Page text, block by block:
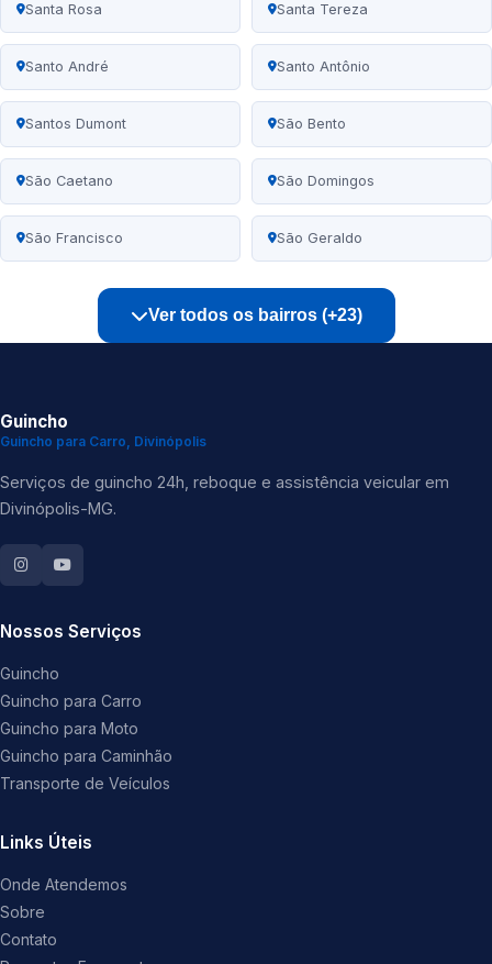
Santa Rosa Santa Tereza
Santo André Santo Antônio
Santos Dumont São Bento
São Caetano São Domingos
São Francisco São Geraldo
Ver todos os bairros (+23)
Guincho
Guincho para Carro, Divinópolis
Serviços de guincho 24h, reboque e assistência veicular em
Divinópolis-MG.
Nossos Serviços
Guincho
Guincho para Carro
Guincho para Moto
Guincho para Caminhão
Transporte de Veículos
Links Úteis
Onde Atendemos
Sobre
Contato